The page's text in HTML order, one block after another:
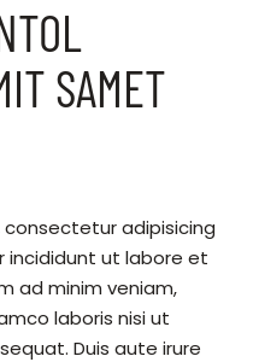
SAMET
adipisicing
incididunt ut labore et
ad minim veniam,
laboris nisi ut
Duis aute irure